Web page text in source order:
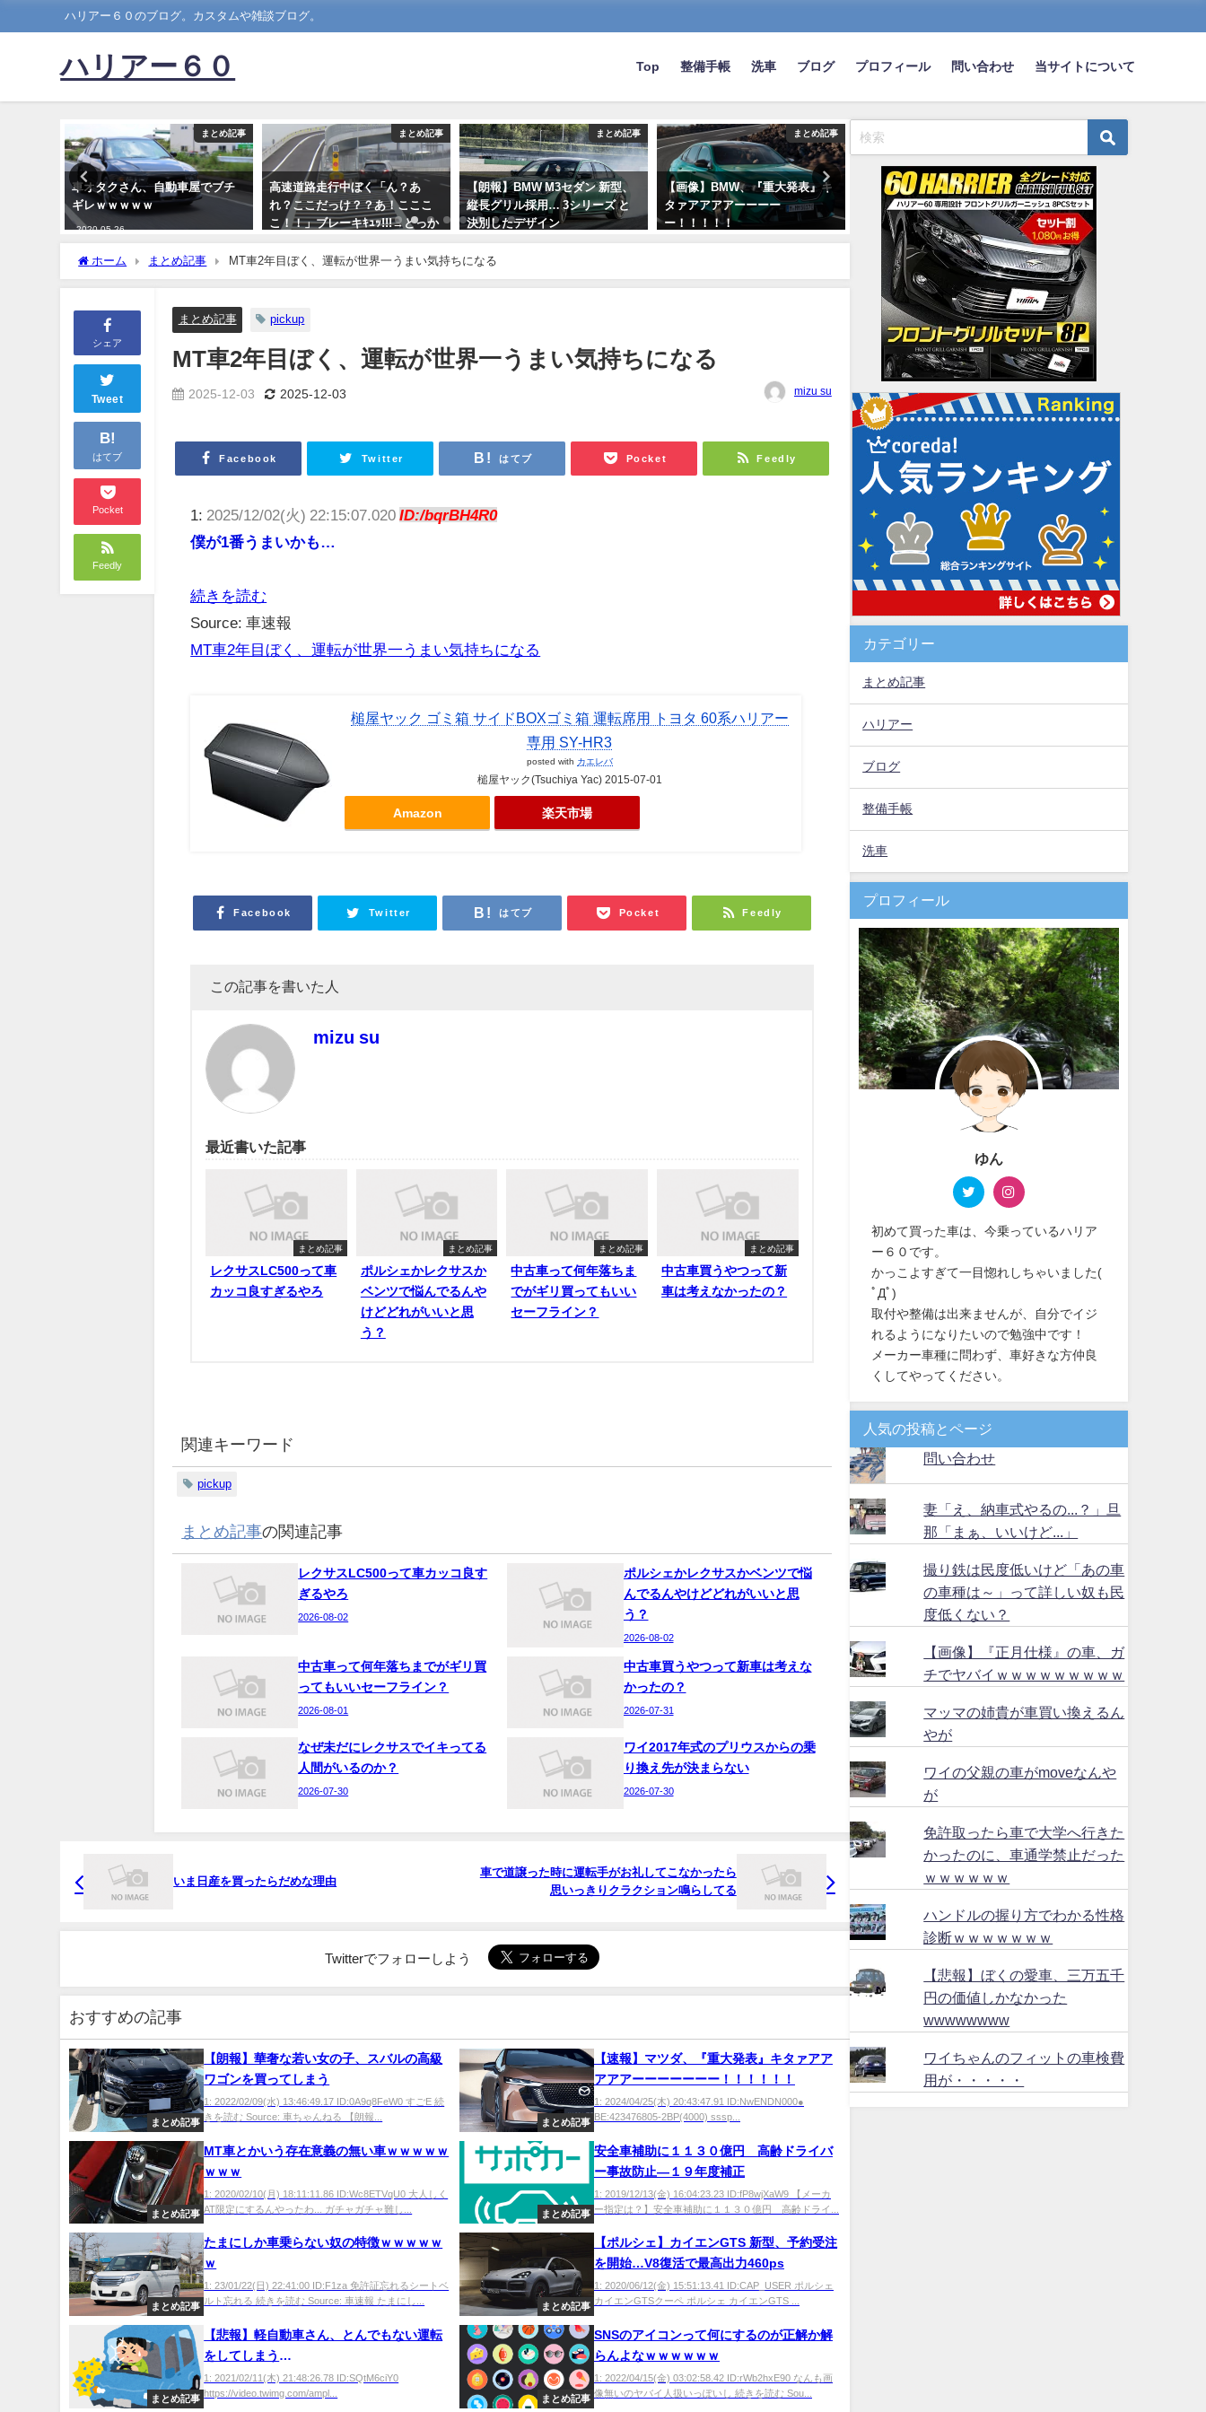
ハリアー６０のブログ。カスタムや雑談ブログ。
ハリアー６０ Top 整備手帳 洗車 ブログ プロフィール 問い合わせ 当サイトについて
まとめ記事
車オタクさん、自動車屋でブチ
ギレｗｗｗｗｗ
2020-05-26
まとめ記事
高速道路走行中ぼく「ん？あ
れ？ここだっけ？？あ！こここ
こ！！」ブレーキｷｭｯ!!!→どっか
ーん！！！
2020-07-26
まとめ記事
【朗報】BMW M3セダン 新型、
縦長グリル採用… 3シリーズ と
決別したデザイン
まとめ記事
【画像】BMW、『重大発表』キ
タァアアアアーーーー
ー！！！！！
【画像】『不思議なキャラ』が
描かれた痛車がいたんだがｗｗ
ｗｗｗｗ
2024-08-25
普通車乗りだけどなにか質
る？？？
2024-01-03
ホーム まとめ記事 MT車2年目ぼく、運転が世界一うまい気持ちになる
シェア
Tweet
B!
はてブ
Pocket
Feedly
まとめ記事 pickup
MT車2年目ぼく、運転が世界一うまい気持ちになる
2025-12-03 2025-12-03 mizu su
Facebook Twitter はてブ Pocket Feedly
1: 2025/12/02(火) 22:15:07.020ID:/bqrBH4R0
僕が1番うまいかも…
続きを読む
Source: 車速報
MT車2年目ぼく、運転が世界一うまい気持ちになる
槌屋ヤック ゴミ箱 サイドBOXゴミ箱 運転席用 トヨタ 60系ハリアー
専用 SY-HR3
posted with カエレバ
槌屋ヤック(Tsuchiya Yac) 2015-07-01
Amazon 楽天市場
Facebook Twitter はてブ Pocket Feedly
この記事を書いた人
mizu su
最近書いた記事
まとめ記事
レクサスLC500って車
カッコ良すぎるやろ
まとめ記事
ポルシェかレクサスか
ベンツで悩んでるんや
けどどれがいいと思
う？
まとめ記事
中古車って何年落ちま
でがギリ買ってもいい
セーフライン？
まとめ記事
中古車買うやつって新
車は考えなかったの？
関連キーワード
pickup
まとめ記事の関連記事
レクサスLC500って車カッコ良す
ぎるやろ
2026-08-02
ポルシェかレクサスかベンツで悩
んでるんやけどどれがいいと思
う？
2026-08-02
中古車って何年落ちまでがギリ買
ってもいいセーフライン？
2026-08-01
中古車買うやつって新車は考えな
かったの？
2026-07-31
なぜ未だにレクサスでイキってる
人間がいるのか？
2026-07-30
ワイ2017年式のプリウスからの乗
り換え先が決まらない
2026-07-30
いま日産を買ったらだめな理由
車で道譲った時に運転手がお礼してこなかったら
思いっきりクラクション鳴らしてる
Twitterでフォローしよう
おすすめの記事
まとめ記事
【朗報】華奢な若い女の子、スバルの高級
ワゴンを買ってしまう
1: 2022/02/09(水) 13:46:49.17 ID:0A9q8FeW0 すごE 続
きを読む Source: 車ちゃんねる 【朗報...
まとめ記事
【速報】マツダ、『重大発表』キタァアア
アアアーーーーーーー！！！！！！
1: 2024/04/25(木) 20:43:47.91 ID:NwENDN000●
BE:423476805-2BP(4000) sssp...
まとめ記事
MT車とかいう存在意義の無い車ｗｗｗｗｗ
ｗｗｗ
1: 2020/02/10(月) 18:11:11.86 ID:Wc8ETVqU0 大人しく
AT限定にするんやったわ... ガチャガチャ難し...
まとめ記事
安全車補助に１１３０億円 高齢ドライバ
ー事故防止―１９年度補正
1: 2019/12/13(金) 16:04:23.23 ID:fP8wjXaW9 【メーカ
ー指定は？】安全車補助に１１３０億円 高齢ドライ...
まとめ記事
たまにしか車乗らない奴の特徴ｗｗｗｗｗ
ｗ
1: 23/01/22(日) 22:41:00 ID:F1za 免許証忘れるシートベ
ルト忘れる 続きを読む Source: 車速報 たまにし...
まとめ記事
【ポルシェ】カイエンGTS 新型、予約受注
を開始…V8復活で最高出力460ps
1: 2020/06/12(金) 15:51:13.41 ID:CAP_USER ポルシェ
カイエンGTSクーペ ポルシェ カイエンGTS ...
まとめ記事
【悲報】軽自動車さん、とんでもない運転
をしてしまう
wwwwwwwwwwwwwwwwww
1: 2021/02/11(木) 21:48:26.78 ID:SQtM6ciY0
https://video.twimg.com/ampl...
まとめ記事
SNSのアイコンって何にするのが正解か解
らんよなｗｗｗｗｗｗ
1: 2022/04/15(金) 03:02:58.42 ID:rWb2hxE90 なんも画
像無いのヤバイ人扱いっぽいし 続きを読む Sou...
カテゴリー
まとめ記事
ハリアー
ブログ
整備手帳
洗車
プロフィール
ゆん
初めて買った車は、今乗っているハリア
ー６０です。
かっこよすぎて一目惚れしちゃいました(
ﾟДﾟ)
取付や整備は出来ませんが、自分でイジ
れるようになりたいので勉強中です！
メーカー車種に問わず、車好きな方仲良
くしてやってください。
人気の投稿とページ
問い合わせ
妻「え、納車式やるの...？」旦
那「まぁ、いいけど...」
撮り鉄は民度低いけど「あの車
の車種は～」って詳しい奴も民
度低くない？
【画像】『正月仕様』の車、ガ
チでヤバイｗｗｗｗｗｗｗｗｗ
マッマの姉貴が車買い換えるん
やが
ワイの父親の車がmoveなんや
が
免許取ったら車で大学へ行きた
かったのに、車通学禁止だった
ｗｗｗｗｗｗ
ハンドルの握り方でわかる性格
診断ｗｗｗｗｗｗｗ
【悲報】ぼくの愛車、三万五千
円の価値しかなかった
wwwwwwww
ワイちゃんのフィットの車検費
用が・・・・・